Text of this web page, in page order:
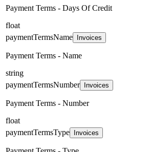
Payment Terms - Days Of Credit
float
paymentTermsName
Invoices
Payment Terms - Name
string
paymentTermsNumber
Invoices
Payment Terms - Number
float
paymentTermsType
Invoices